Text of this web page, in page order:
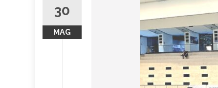
30
MAG